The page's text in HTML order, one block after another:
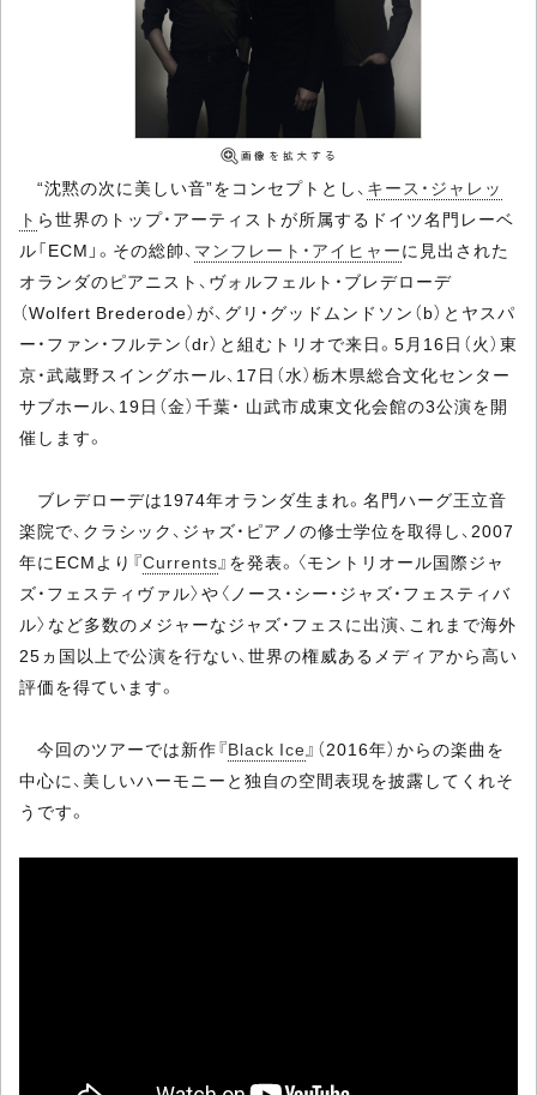
“沈黙の次に美しい音”をコンセプトとし、 キース・ジャレッ
ト ら世界のトップ・アーティストが所属するドイツ名門レーベ
ル「ECM」。その総帥、 マンフレート・アイヒャーに見出された
オランダのピアニスト、ヴォルフェルト・ブレデローデ
（Wolfert Brederode）が、グリ・グッドムンドソン（b）とヤスパ
ー・ファン・フルテン（dr）と組むトリオで来日。5月16日（火）東
京・武蔵野スイングホール、17日（水）栃木県総合文化センター
サブホール、19日（金）千葉・ 山武市成東文化会館の3公演を開
催します。
ブレデローデは1974年オランダ生まれ。名門ハーグ王立音
楽院で、クラシック、ジャズ・ピアノの修士学位を取得し、2007
年にECMより『Currents』を発表。〈モントリオール国際ジャ
ズ・フェスティヴァル〉や〈ノース・シー・ジャズ・フェスティバ
ル〉など多数のメジャーなジャズ・フェスに出演、これまで海外
25ヵ国以上で公演を行ない、世界の権威あるメディアから高い
評価を得ています。
今回のツアーでは新作『Black Ice』（2016年）からの楽曲を
中心に、美しいハーモニーと独自の空間表現を披露してくれそ
うです。